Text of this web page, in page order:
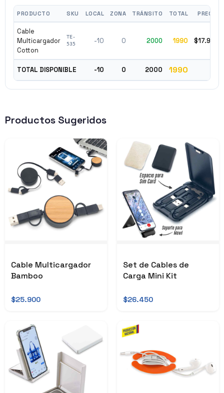
PRODUCTO SKU LOCAL ZONA TRÁNSITO TOTAL PRECIO
Cable
Multicargador
Cotton
TE-
535
-10 0 2000 1990 $17.990
TOTAL DISPONIBLE -10 0 2000 1990
Productos Sugeridos
Cable Multicargador
Bamboo
$25.900
Set de Cables de
Carga Mini Kit
$26.450